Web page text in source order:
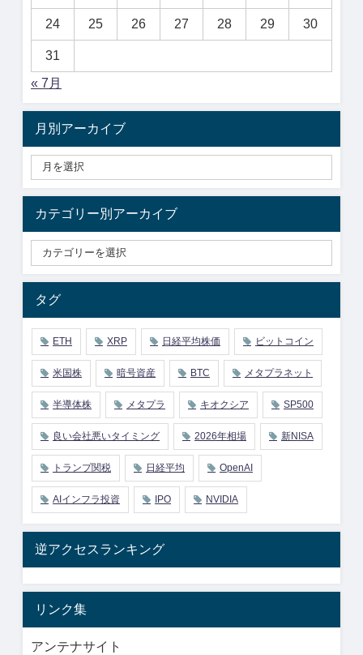
24 25 26 27 28 29 30
31
« 7月
月別アーカイブ
カテゴリー別アーカイブ
タグ
ETH XRP 日経平均株価 ビットコイン
米国株 暗号資産 BTC メタプラネット
半導体株 メタプラ キオクシア SP500
良い会社悪いタイミング 2026年相場 新NISA
トランプ関税 日経平均 OpenAI
AIインフラ投資 IPO NVIDIA
逆アクセスランキング
リンク集
アンテナサイト